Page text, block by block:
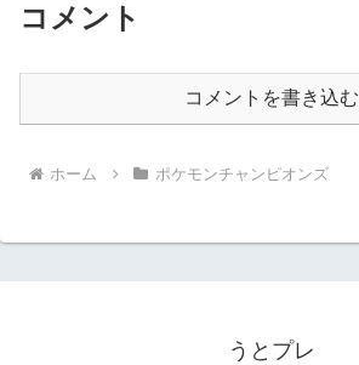
コメント
コメントを書き込む
ホーム ポケモンチャンピオンズ
うとプレ